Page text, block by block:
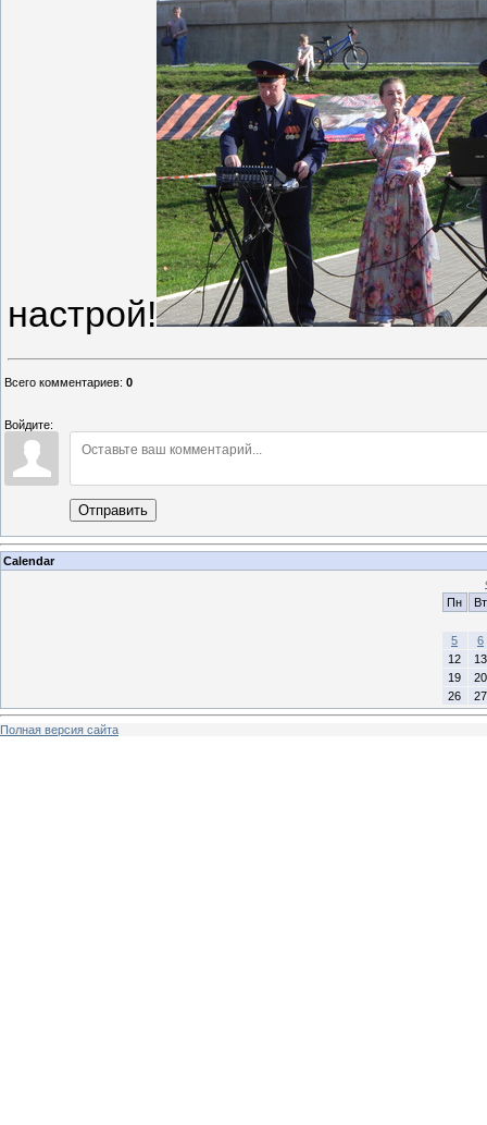
настрой!
Всего комментариев: 0
Войдите:
Отправить
Calendar
Пн
Вт
5
6
12
13
19
20
26
27
Полная версия сайта